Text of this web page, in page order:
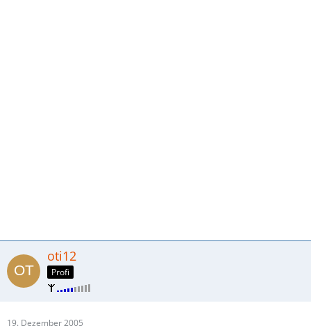
oti12
Profi
19. Dezember 2005